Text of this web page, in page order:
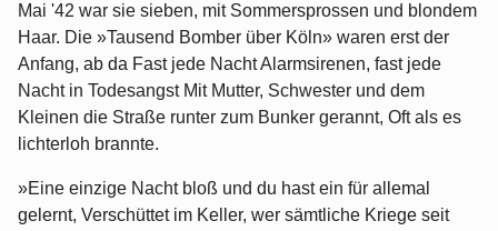
Mai '42 war sie sieben, mit Sommersprossen und blondem
Haar. Die »Tausend Bomber über Köln» waren erst der
Anfang, ab da Fast jede Nacht Alarmsirenen, fast jede
Nacht in Todesangst Mit Mutter, Schwester und dem
Kleinen die Straße runter zum Bunker gerannt, Oft als es
lichterloh brannte.
»Eine einzige Nacht bloß und du hast ein für allemal
gelernt, Verschüttet im Keller, wer sämtliche Kriege seit